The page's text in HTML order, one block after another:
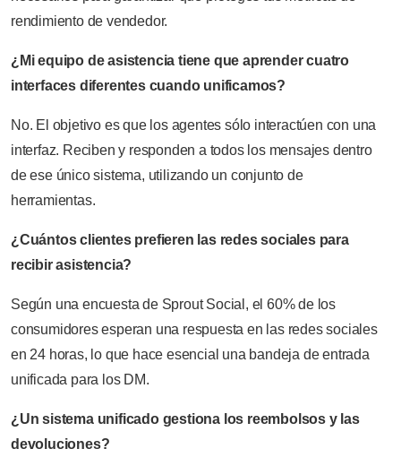
rendimiento de vendedor.
¿Mi equipo de asistencia tiene que aprender cuatro
interfaces diferentes cuando unificamos?
No. El objetivo es que los agentes sólo interactúen con una
interfaz. Reciben y responden a todos los mensajes dentro
de ese único sistema, utilizando un conjunto de
herramientas.
¿Cuántos clientes prefieren las redes sociales para
recibir asistencia?
Según una encuesta de Sprout Social, el 60% de los
consumidores esperan una respuesta en las redes sociales
en 24 horas, lo que hace esencial una bandeja de entrada
unificada para los DM.
¿Un sistema unificado gestiona los reembolsos y las
devoluciones?